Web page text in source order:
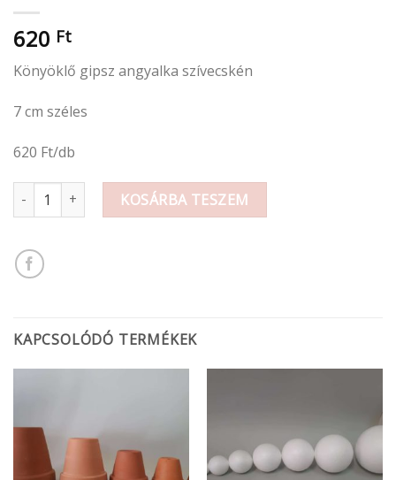
620 Ft
Könyöklő gipsz angyalka szívecskén
7 cm széles
620 Ft/db
Angyalka mennyiségKOSÁRBA TESZEM
KAPCSOLÓDÓ TERMÉKEK